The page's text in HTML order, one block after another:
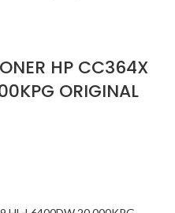
HP CC364X
ORIGINAL